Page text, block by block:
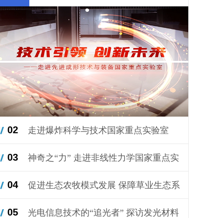
02 走进爆炸科学与技术国家重点实验室
03 神奇之“力” 走进非线性力学国家重点实
验室
04 促进生态农牧模式发展 保障草业生态系
统安全 走进草地农业生态系统国家重点实验室
05 光电信息技术的“追光者” 探访发光材料